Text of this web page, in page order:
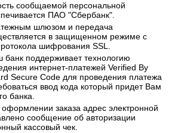
сообщаемой персональной
ПАО "Сбербанк".
шлюзом и передача
в защищенном режиме с
шифрования SSL.
банк поддерживает технологию
интернет-платежей Verified By
Secure Code для проведения платежа
ввод кода который придет Вам
банка.
заказа адрес электронной
сообщение об авторизации
кассовый чек.